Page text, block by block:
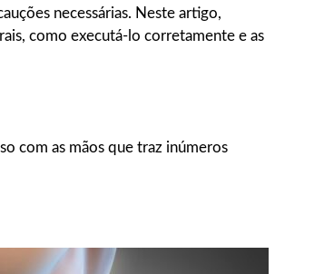
necessárias. Neste artigo,
como executá-lo corretamente e as
com as mãos que traz inúmeros